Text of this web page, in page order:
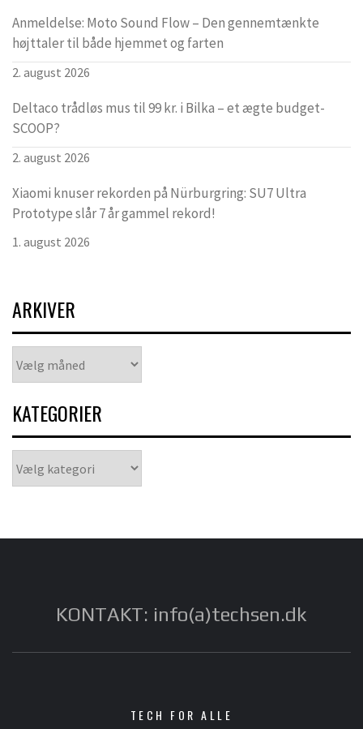
Anmeldelse: Moto Sound Flow – Den gennemtænkte
højttaler til både hjemmet og farten
2. august 2026
Deltaco trådløs mus til 99 kr. i Bilka – et ægte budget-
SCOOP?
2. august 2026
Xiaomi knuser rekorden på Nürburgring: SU7 Ultra
Prototype slår 7 år gammel rekord!
1. august 2026
ARKIVER
KATEGORIER
KONTAKT: info(a)techsen.dk
TECH FOR ALLE